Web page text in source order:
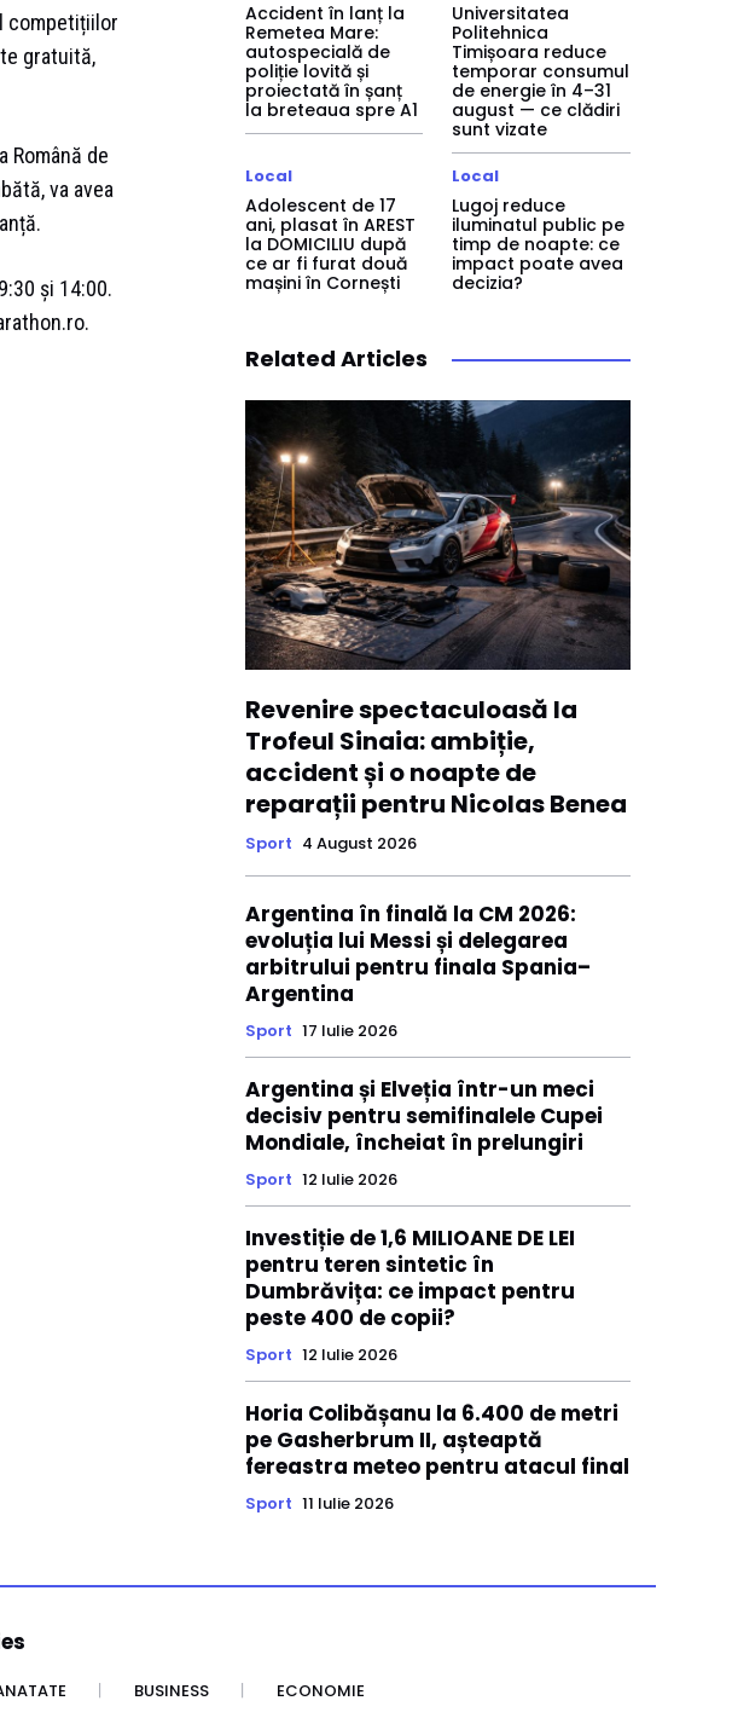
competițiilor
gratuită,
Română de
va avea
și 14:00.
Accident în lanț la
Remetea Mare:
autospecială de
poliție lovită și
proiectată în șanț
la breteaua spre A1
Universitatea
Politehnica
Timișoara reduce
temporar consumul
de energie în 4–31
august — ce clădiri
sunt vizate
Local
Adolescent de 17
ani, plasat în AREST
la DOMICILIU după
ce ar fi furat două
mașini în Cornești
Local
Lugoj reduce
iluminatul public pe
timp de noapte: ce
impact poate avea
decizia?
Related Articles
Revenire spectaculoasă la
Trofeul Sinaia: ambiție,
accident și o noapte de
reparații pentru Nicolas Benea
Sport 4 August 2026
Argentina în finală la CM 2026:
evoluția lui Messi și delegarea
arbitrului pentru finala Spania–
Argentina
Sport 17 Iulie 2026
Argentina și Elveția într-un meci
decisiv pentru semifinalele Cupei
Mondiale, încheiat în prelungiri
Sport 12 Iulie 2026
Investiție de 1,6 MILIOANE DE LEI
pentru teren sintetic în
Dumbrăvița: ce impact pentru
peste 400 de copii?
Sport 12 Iulie 2026
Horia Colibășanu la 6.400 de metri
pe Gasherbrum II, așteaptă
fereastra meteo pentru atacul final
Sport 11 Iulie 2026
BUSINESS ECONOMIE